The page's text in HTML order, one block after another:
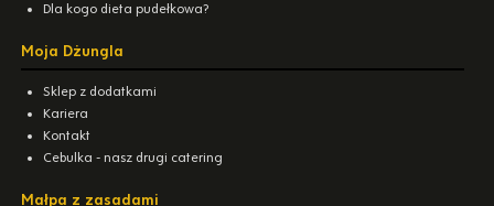
Dla kogo dieta pudełkowa?
Moja Dżungla
Sklep z dodatkami
Kariera
Kontakt
Cebulka - nasz drugi catering
Małpa z zasadami